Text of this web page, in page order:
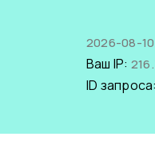
2026-08-10
Ваш IP:
ID запроса: